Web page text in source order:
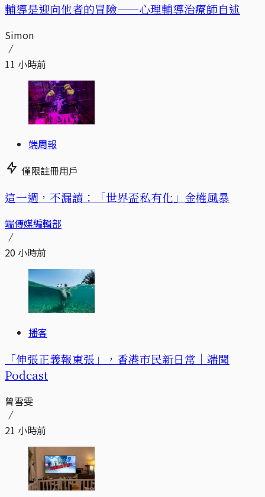
輔導是迎向他者的冒險——心理輔導治療師自述
Simon
11 小時前
端周報
僅限註冊用戶
這一週，不漏讀：「世界盃私有化」金權風暴
端傳媒編輯部
20 小時前
播客
「伸張正義報東張」，香港市民新日常｜端聞
Podcast
曾雪雯
21 小時前